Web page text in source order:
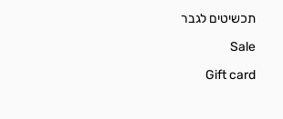
תכשיטים לגבר
Sale
Gift card